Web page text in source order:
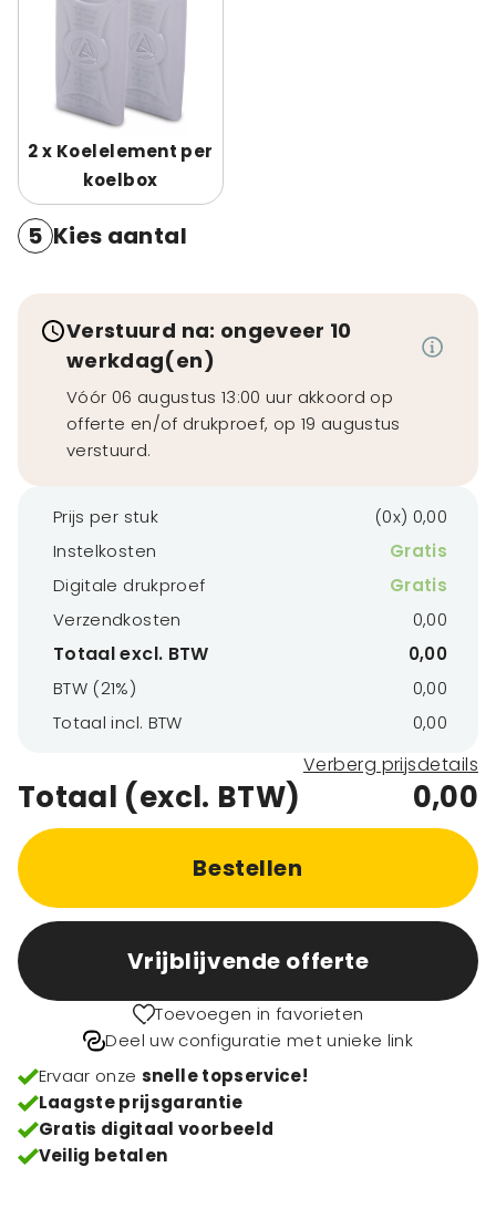
2 x Koelelement per
koelbox
5 Kies aantal
Verstuurd na: ongeveer 10
werkdag(en)
Vóór 06 augustus 13:00 uur akkoord op
offerte en/of drukproef, op 19 augustus
verstuurd.
Prijs per stuk
(0x) 0,00
Instelkosten
Gratis
Digitale drukproef
Gratis
Verzendkosten
0,00
Totaal excl. BTW
0,00
BTW (21%)
0,00
Totaal incl. BTW
0,00
Verberg prijsdetails
Totaal (excl. BTW) 0,00
Bestellen
Vrijblijvende offerte
Toevoegen in favorieten
Deel uw configuratie met unieke link
Ervaar onze snelle topservice!
Laagste prijsgarantie
Gratis digitaal voorbeeld
Veilig betalen